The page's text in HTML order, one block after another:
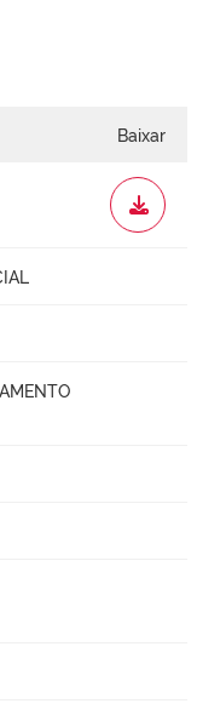
Baixar
WORD